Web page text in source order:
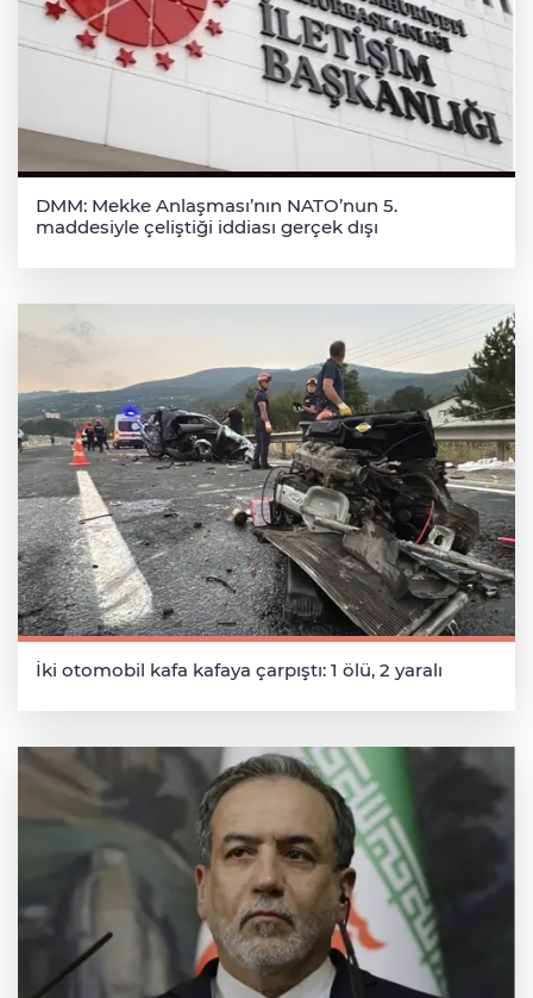
DMM: Mekke Anlaşması’nın NATO’nun 5.
maddesiyle çeliştiği iddiası gerçek dışı
İki otomobil kafa kafaya çarpıştı: 1 ölü, 2 yaralı